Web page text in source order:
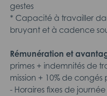
gestes
* Capacité à travailler
bruyant et à cadence
Rémunération et
primes + indemnités de
mission + 10% de congés
- Horaires fixes de